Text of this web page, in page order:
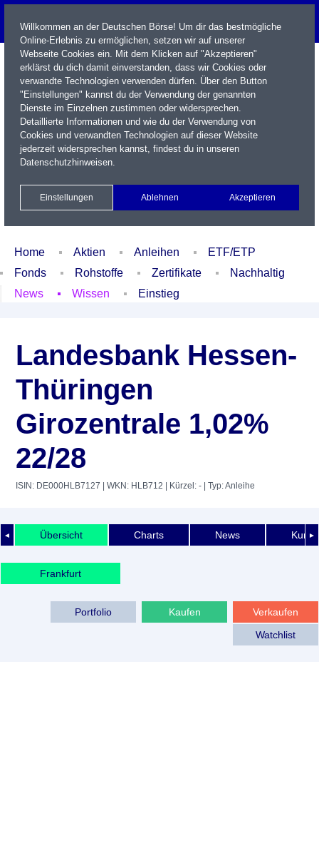
Name / WKN / ISIN / Kürzel
Xetra Realtime
Watchlist Portfolio Login
Home Aktien Anleihen
ETF/ETP
Fonds
Rohstoffe Zertifikate
Nachhaltig
News
Wissen Einstieg
Landesbank Hessen-
Thüringen
Girozentrale 1,02%
22/28
ISIN: DE000HLB7127 | WKN: HLB712 | Kürzel: - | Typ: Anleihe
◄ ►
Übersicht Charts News
Frankfurt
Verkaufen
Kaufen
Portfolio
Watchlist
Willkommen an der Deutschen Börse! Um dir das bestmögliche
Online-Erlebnis zu ermöglichen, setzen wir auf unserer
Webseite Cookies ein. Mit dem Klicken auf "Akzeptieren"
erklärst du dich damit einverstanden, dass wir Cookies oder
verwandte Technologien verwenden dürfen. Über den Button
"Einstellungen" kannst du der Verwendung der genannten
Dienste im Einzelnen zustimmen oder widersprechen.
Detaillierte Informationen und wie du der Verwendung von
Cookies und verwandten Technologien auf dieser Website
jederzeit widersprechen kannst, findest du in unseren
Datenschutzhinweisen.
Einstellungen Ablehnen Akzeptieren